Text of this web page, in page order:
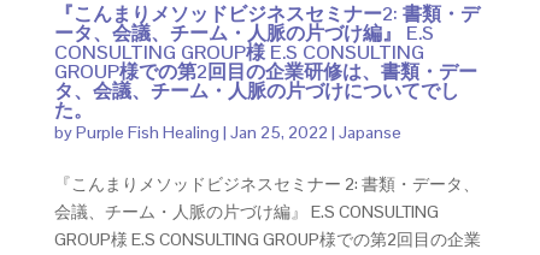
『こんまりメソッドビジネスセミナー2: 書類・デ
ータ、会議、チーム・人脈の片づけ編』 E.S
CONSULTING GROUP様 E.S CONSULTING
GROUP様での第2回目の企業研修は、書類・デー
タ、会議、チーム・人脈の片づけについてでし
た。
byPurple Fish Healing | Jan 25, 2022 | Japanse
『こんまりメソッドビジネスセミナー 2: 書類・データ、
会議、チーム・人脈の片づけ編』 E.S CONSULTING
GROUP様 E.S CONSULTING GROUP様での第2回目の企業